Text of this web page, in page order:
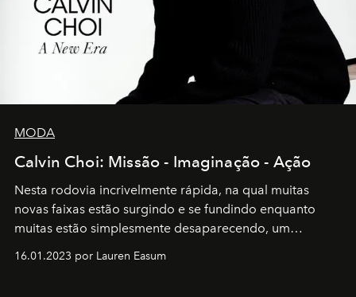
MODA
Calvin Choi: Missão - Imaginação - Ação
Nesta rodovia incrivelmente rápida, na qual muitas
novas faixas estão surgindo e se fundindo enquanto
muitas estão simplesmente desaparecendo, um
transportador AMTD abrindo caminho para muitos
16.01.2023 por Lauren Easum